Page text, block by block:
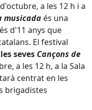
a les 12 h i a
musicada és una
d'11 anys que
El festival
seves Cançons de
a les 12 h, a la Sala
centrat en les
brigadistes